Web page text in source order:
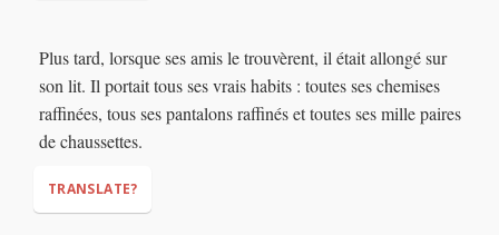
until)
“UN-DER-PANTS!
UN-DER-PANTS!”
Plus tard, lorsque ses amis le trouvèrent, il était allongé sur
son lit. Il portait tous ses vrais habits : toutes ses chemises
raffinées, tous ses pantalons raffinés et toutes ses mille paires
de chaussettes.
TRANSLATE?